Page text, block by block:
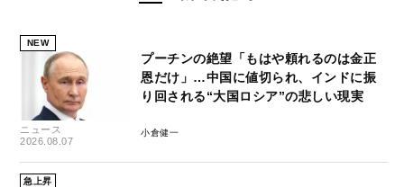
NEW
ニュース
2026.08.07
プーチンの絶望「もはや頼れるのは金正
恩だけ」…中国に値切られ、インドに振
り回される“大国ロシア”の悲しい現実
小倉健一
急上昇